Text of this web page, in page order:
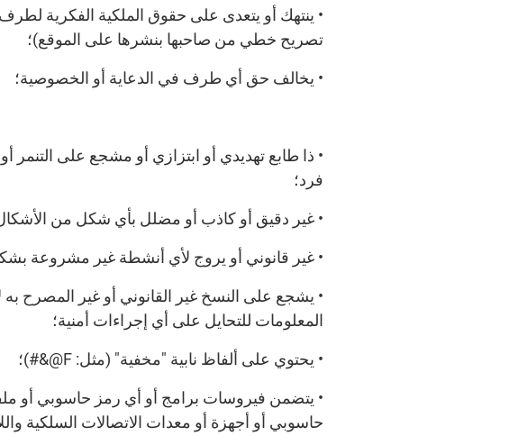
• ينتهك أو يتعدى على حقوق الملكية الفكرية
تصريح خطي من صاحبها بنشرها على الموقع)؛
• يخالف حق أي طرف في الدعاية أو الخصوصية؛
• ذا طابع تهديدي أو ابتزازي أو مشجع على
فرد؛
• غير دقيق أو كاذب أو مضلل بأي شكل من
• غير قانوني أو يروج لأي أنشطة غير مشروعة
• يشجع على النسخ غير القانوني أو غير المصرح
المعلومات للتحايل على أي إجراءات أمنية؛
• يحتوي على ألفاظ نابية "مخفية" (مثل: F@&#)؛
• يتضمن فيروسات برامج أو أي رمز حاسوبي أو
حاسوبي أو أجهزة أو معدات الاتصالات السلكية